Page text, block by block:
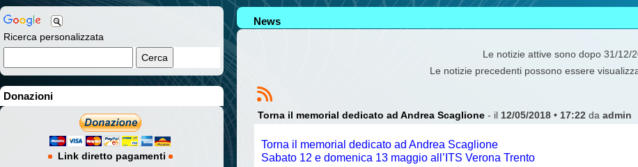
Ricerca personalizzata
Donazioni
Link diretto pagamenti
News
Le notizie attive sono dopo 31/12/
Le notizie precedenti possono essere
Torna il memorial dedicato ad Andrea Scaglione - il 12/05/2018 • 17:22 da admin
Torna il memorial dedicato ad Andrea Scaglione
Sabato 12 e domenica 13 maggio all’ITS Verona Trento